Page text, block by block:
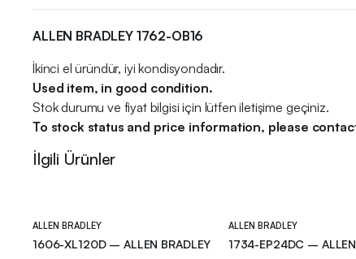
ALLEN BRADLEY 1762-OB16
İkinci el üründür, iyi kondisyondadır.
Used item, in good condition.
Stok durumu ve fiyat bilgisi için lütfen iletişime geçiniz.
To stock status and price information, please
İlgili Ürünler
ALLEN BRADLEY
1606-XL120D – ALLEN BRADLEY
ALLEN BRADLEY
1734-EP24DC – ALLEN